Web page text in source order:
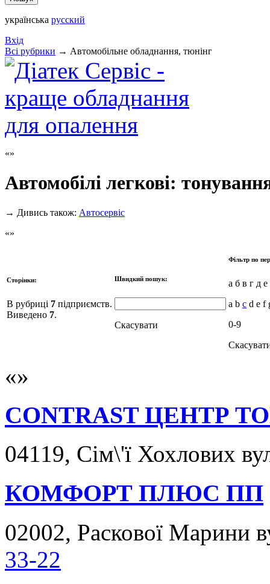
українська русский
Вхід
Всi рубрики → Автомобільне обладнання, тюнінг
Автомобілі легкові:
→ Дивись також: Автосервіс
Сторінки:
В рубриці 7 підприємств.
Виведено 7.
Швидкий пошук:
Скасувати
Фільтр по
а б в г д
a b c d e f
0-9
CONTRAST ЦЕНТР
04119, Сім\'ї Хохлових
КОМФОРТ ПЛЮС ПП
02002, Раскової Марини
33-22